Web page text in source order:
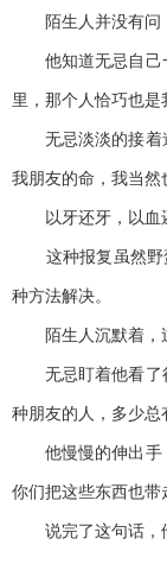
陌生人并没有问
他知道无忌自己一
里，那个人恰巧也是
无忌淡淡的接着道
我朋友的命，我当然
以牙还牙，以血
这种报复虽然野
种方法解决。
陌生人沉默着，过
无忌盯着他看了很
种朋友的人，多少
他慢慢的伸出手，
你们把这些东西也带
说完了这句话，他